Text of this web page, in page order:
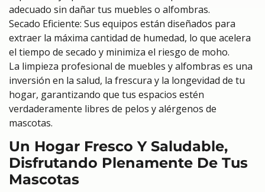
adecuado sin dañar tus muebles o alfombras.
Secado Eficiente: Sus equipos están diseñados para
extraer la máxima cantidad de humedad, lo que acelera
el tiempo de secado y minimiza el riesgo de moho.
La limpieza profesional de muebles y alfombras es una
inversión en la salud, la frescura y la longevidad de tu
hogar, garantizando que tus espacios estén
verdaderamente libres de pelos y alérgenos de
mascotas.
Un Hogar Fresco Y Saludable,
Disfrutando Plenamente De Tus
Mascotas